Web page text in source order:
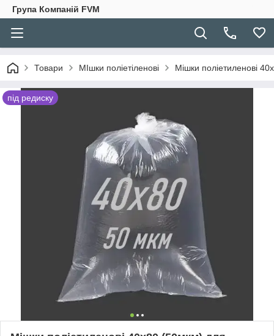
Група Компаній FVM
Товари МІшки поліетіленові Мішки поліетиленові
під редиску